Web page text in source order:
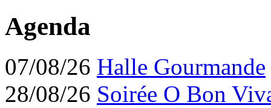
Agenda
07/08/26 Halle Gourmande
28/08/26 Soirée O Bon